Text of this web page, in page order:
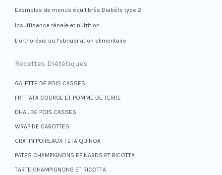
Exemples de menus équilibrés Diabète type 2
Insuffisance rénale et nutrition
L’orthoréxie ou l’obnubilation alimentaire
Recettes Diététiques
GALETTE DE POIS CASSES
FRITTATA COURGE ET POMME DE TERRE
DHAL DE POIS CASSES
WRAP DE CAROTTES
GRATIN POIREAUX FETA QUINOA
PATES CHAMPIGNONS EPINARDS ET RICOTTA
TARTE CHAMPIGNONS ET RICOTTA